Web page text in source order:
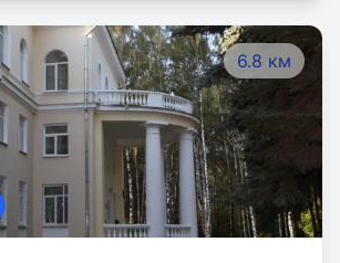
6.8 км